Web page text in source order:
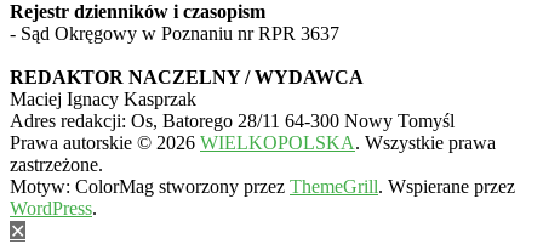
Rejestr dzienników i czasopism
- Sąd Okręgowy w Poznaniu nr RPR 3637
REDAKTOR NACZELNY / WYDAWCA
Maciej Ignacy Kasprzak
Adres redakcji: Os, Batorego 28/11 64-300 Nowy Tomyśl
Prawa autorskie © 2026 WIELKOPOLSKA. Wszystkie prawa
zastrzeżone.
Motyw: ColorMag stworzony przez ThemeGrill. Wspierane przez
WordPress.
✕